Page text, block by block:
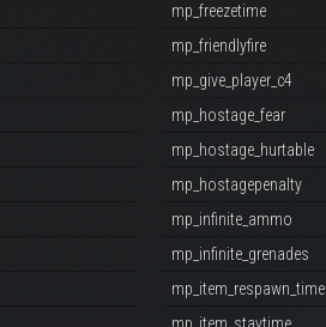
mp_freezetime
mp_friendlyfire
mp_give_player_c4
mp_hostage_fear
mp_hostage_hurtable
mp_hostagepenalty
mp_infinite_ammo
mp_infinite_grenades
mp_item_respawn_time